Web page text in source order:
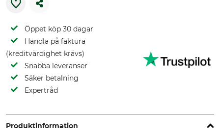
Öppet köp 30 dagar
Handla på faktura
(kreditvärdighet krävs)
Snabba leveranser
Säker betalning
Expertråd
Produktinformation